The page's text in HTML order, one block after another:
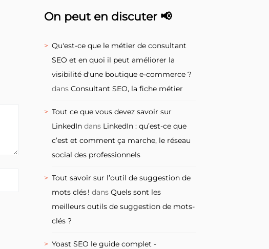
On peut en discuter 📢
Qu'est-ce que le métier de consultant
SEO et en quoi il peut améliorer la
visibilité d'une boutique e-commerce ?
dansConsultant SEO, la fiche métier
Tout ce que vous devez savoir sur
LinkedIn dans LinkedIn : qu’est-ce que
c’est et comment ça marche, le réseau
social des professionnels
Tout savoir sur l’outil de suggestion de
mots clés ! dansQuels sont les
meilleurs outils de suggestion de mots-
clés ?
Yoast SEO le guide complet -